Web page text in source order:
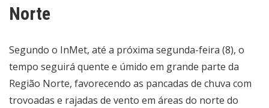
Norte
Segundo o InMet, até a próxima segunda-feira (8), o
tempo seguirá quente e úmido em grande parte da
Região Norte, favorecendo as pancadas de chuva com
trovoadas e rajadas de vento em áreas do norte do